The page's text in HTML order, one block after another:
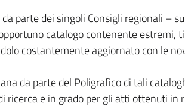
parte dei singoli Consigli regionali –
catalogo contenente estremi,
costantemente aggiornato con le
da parte del Poligrafico di tali
ricerca e in grado per gli atti ottenuti in